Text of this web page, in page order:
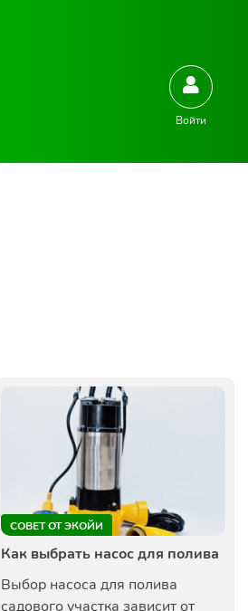
Войти
СОВЕТ ОТ ЭКОЙИ
Как выбрать насос для полива
Выбор насоса для полива
садового участка зависит от